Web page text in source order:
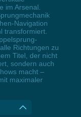
im Arsenal.
Navigation
transformiert.
Richtungen zu
Titel, der nicht
sondern auch
macht –
maximaler